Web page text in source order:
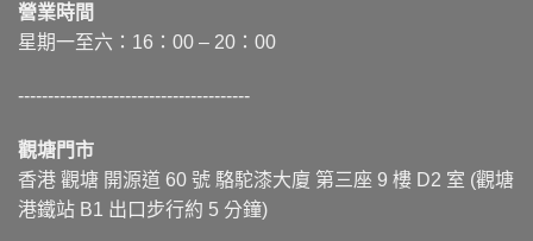
營業時間
星期一至六：16：00 – 20：00
---------------------------------------
觀塘門市
香港 觀塘 開源道 60 號 駱駝漆大廈 第三座 9 樓 D2 室 (觀塘
港鐵站 B1 出口步行約 5 分鐘)